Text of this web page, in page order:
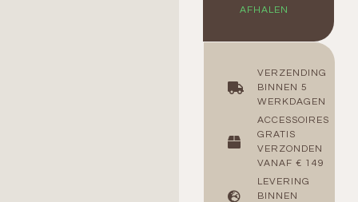
AFHALEN
VERZENDING
BINNEN 5
WERKDAGEN
ACCESSOIRES
GRATIS
VERZONDEN
VANAF € 149
LEVERING
BINNEN